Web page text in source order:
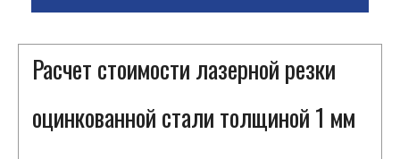
Расчет стоимости лазерной резки
оцинкованной стали толщиной 1 мм